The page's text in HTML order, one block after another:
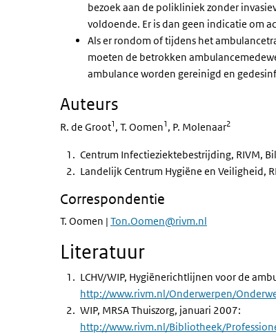
bezoek aan de polikliniek zonder
voldoende. Er is dan geen indicatie om
Als er rondom of tijdens het
moeten de betrokken
ambulance worden gereinigd en
Auteurs
R. de Groot1, T. Oomen1, P. Molenaar2
Centrum Infectieziektebestrijding, RIVM,
Landelijk Centrum Hygiëne en Veiligheid,
Correspondentie
T. Oomen | Ton.Oomen@rivm.nl
Literatuur
LCHV/WIP, Hygiënerichtlijnen voor de
http://www.rivm.nl/Onderwerpen/
WIP, MRSA Thuiszorg, januari 2007:
http://www.rivm.nl/Bibliotheek/